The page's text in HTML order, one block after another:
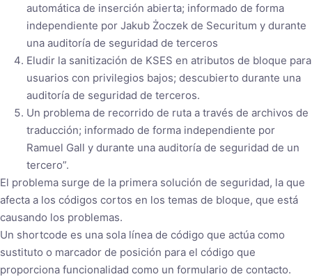
automática de inserción abierta; informado de forma
independiente por Jakub Żoczek de Securitum y durante
una auditoría de seguridad de terceros
Eludir la sanitización de KSES en atributos de bloque para
usuarios con privilegios bajos; descubierto durante una
auditoría de seguridad de terceros.
Un problema de recorrido de ruta a través de archivos de
traducción; informado de forma independiente por
Ramuel Gall y durante una auditoría de seguridad de un
tercero”.
El problema surge de la primera solución de seguridad, la que
afecta a los códigos cortos en los temas de bloque, que está
causando los problemas.
Un shortcode es una sola línea de código que actúa como
sustituto o marcador de posición para el código que
proporciona funcionalidad como un formulario de contacto.